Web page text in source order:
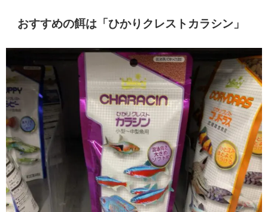
おすすめの餌は「ひかりクレストカラシン」